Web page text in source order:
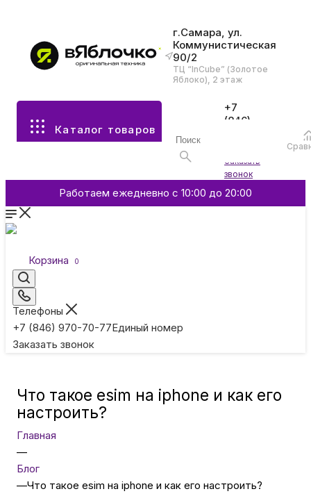
г.Самара, ул.
Коммунистическая
90/2
ТЦ “InCube” (Золотое
Яблоко), 2 этаж
Каталог товаров
+7
(846)
Заказать
звонок
Работаем ежедневно с 10:00 до 20:00
Корзина 0
Телефоны
+7 (846) 970-70-77Единый номер
Заказать звонок
Все разделы каталога
Аксессуары
Смартфоны и гаджеты
Умные кольца
Туризм и отдых
Что такое esim на iphone и как его
настроить?
Главная
—
Блог
—Что такое esim на iphone и как его настроить?